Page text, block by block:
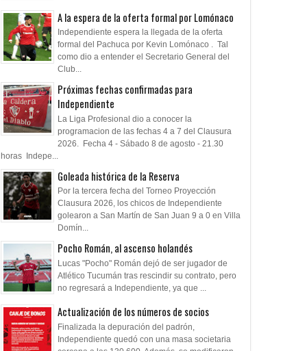
A la espera de la oferta formal por Lomónaco
Independiente espera la llegada de la oferta
formal del Pachuca por Kevin Lomónaco . Tal
como dio a entender el Secretario General del
Club...
Próximas fechas confirmadas para
Independiente
La Liga Profesional dio a conocer la
programacion de las fechas 4 a 7 del Clausura
2026. Fecha 4 - Sábado 8 de agosto - 21.30
horas Indepe...
Goleada histórica de la Reserva
Por la tercera fecha del Torneo Proyección
Clausura 2026, los chicos de Independiente
golearon a San Martín de San Juan 9 a 0 en Villa
Domín...
Pocho Román, al ascenso holandés
Lucas "Pocho" Román dejó de ser jugador de
Atlético Tucumán tras rescindir su contrato, pero
no regresará a Independiente, ya que ...
Actualización de los números de socios
Finalizada la depuración del padrón,
Independiente quedó con una masa societaria